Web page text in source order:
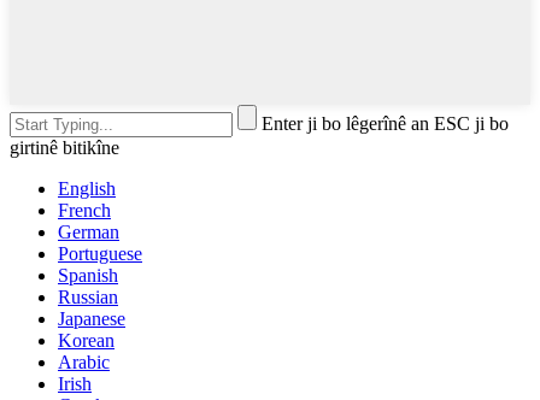
Enter ji bo lêgerînê an ESC ji bo
girtinê bitikîne
English
French
German
Portuguese
Spanish
Russian
Japanese
Korean
Arabic
Irish